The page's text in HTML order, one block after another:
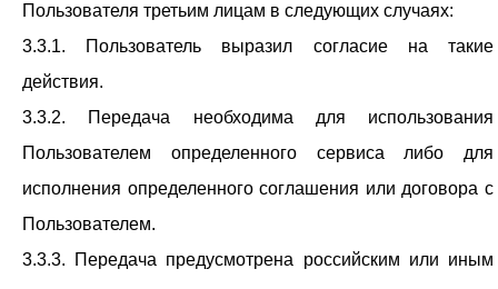
Пользователя третьим лицам в следующих случаях:
3.3.1. Пользователь выразил согласие на такие
действия.
3.3.2. Передача необходима для использования
Пользователем определенного сервиса либо для
исполнения определенного соглашения или договора с
Пользователем.
3.3.3. Передача предусмотрена российским или иным